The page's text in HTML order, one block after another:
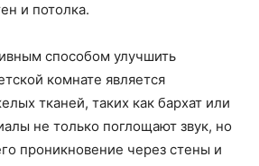
и потолка.
способом улучшить
комнате является
тканей, таких как бархат или
не только поглощают звук, но
проникновение через стены и